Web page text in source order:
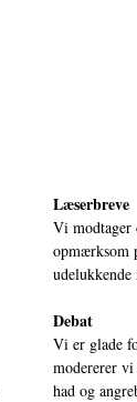
Læserbreve
Vi modtager
opmærksom
Debat
Vi er glade
modererer vi
had og